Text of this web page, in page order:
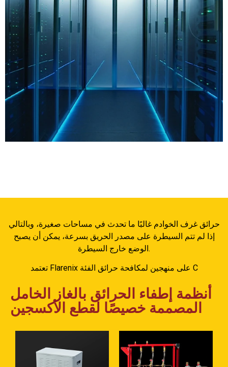
حرائق غرف الخوادم غالبًا ما تحدث في مساحات صغيرة، وبالتالي
إذا لم تتم السيطرة على مصدر الحريق بسرعة، يمكن أن يصبح
الوضع خارج السيطرة.
تعتمد Flarenix على منهجين لمكافحة حرائق الفئة C
أنظمة إطفاء الحرائق بالغاز الخامل
المصممة خصيصًا لقطع الأكسجين